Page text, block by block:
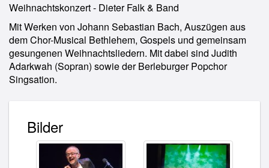
Weihnachtskonzert - Dieter Falk & Band
Mit Werken von Johann Sebastian Bach, Auszügen aus
dem Chor-Musical Bethlehem, Gospels und gemeinsam
gesungenen Weihnachtsliedern. Mit dabei sind Judith
Adarkwah (Sopran) sowie der Berleburger Popchor
Singsation.
Bilder